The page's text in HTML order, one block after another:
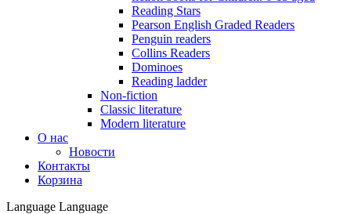
Reading Stars
Pearson English Graded Readers
Penguin readers
Collins Readers
Dominoes
Reading ladder
Non-fiction
Classic literature
Modern literature
О нас
Новости
Контакты
Корзина
Language Language